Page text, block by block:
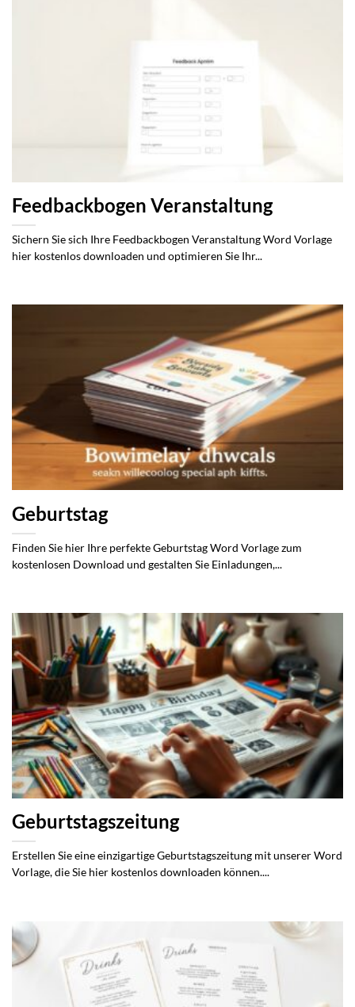
Feedbackbogen Veranstaltung
Sichern Sie sich Ihre Feedbackbogen Veranstaltung Word Vorlage
hier kostenlos downloaden und optimieren Sie Ihr...
Geburtstag
Finden Sie hier Ihre perfekte Geburtstag Word Vorlage zum
kostenlosen Download und gestalten Sie Einladungen,...
Geburtstagszeitung
Erstellen Sie eine einzigartige Geburtstagszeitung mit unserer Word
Vorlage, die Sie hier kostenlos downloaden können....